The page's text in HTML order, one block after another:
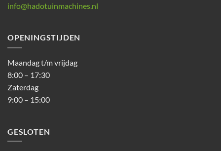
info@hadotuinmachines.nl
OPENINGSTIJDEN
Maandag t/m vrijdag
8:00 – 17:30
Zaterdag
9:00 – 15:00
GESLOTEN